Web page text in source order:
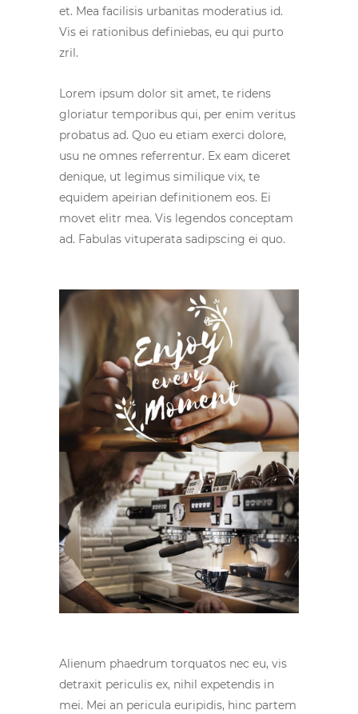
et. Mea facilisis urbanitas moderatius id.
Vis ei rationibus definiebas, eu qui purto
zril.
Lorem ipsum dolor sit amet, te ridens
gloriatur temporibus qui, per enim veritus
probatus ad. Quo eu etiam exerci dolore,
usu ne omnes referrentur. Ex eam diceret
denique, ut legimus similique vix, te
equidem apeirian definitionem eos. Ei
movet elitr mea. Vis legendos conceptam
ad. Fabulas vituperata sadipscing ei quo.
Alienum phaedrum torquatos nec eu, vis
detraxit periculis ex, nihil expetendis in
mei. Mei an pericula euripidis, hinc partem